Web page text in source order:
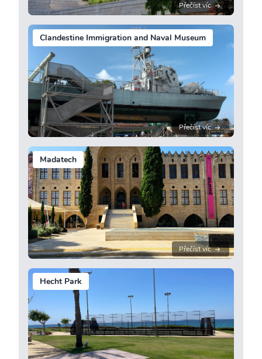
Přečíst víc
Clandestine Immigration and Naval Museum
Přečíst víc
Madatech
Přečíst víc
Hecht Park